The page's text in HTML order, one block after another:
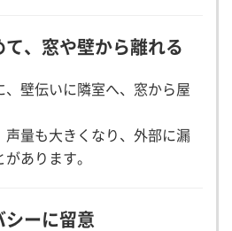
て、窓や壁から離れる
、壁伝いに隣室へ、窓から屋
声量も大きくなり、外部に漏
あります。
シーに留意